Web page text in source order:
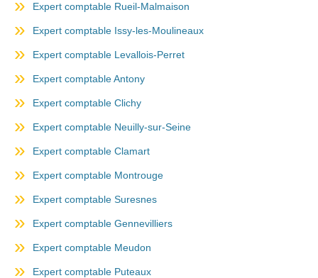
Expert comptable Rueil-Malmaison
Expert comptable Issy-les-Moulineaux
Expert comptable Levallois-Perret
Expert comptable Antony
Expert comptable Clichy
Expert comptable Neuilly-sur-Seine
Expert comptable Clamart
Expert comptable Montrouge
Expert comptable Suresnes
Expert comptable Gennevilliers
Expert comptable Meudon
Expert comptable Puteaux